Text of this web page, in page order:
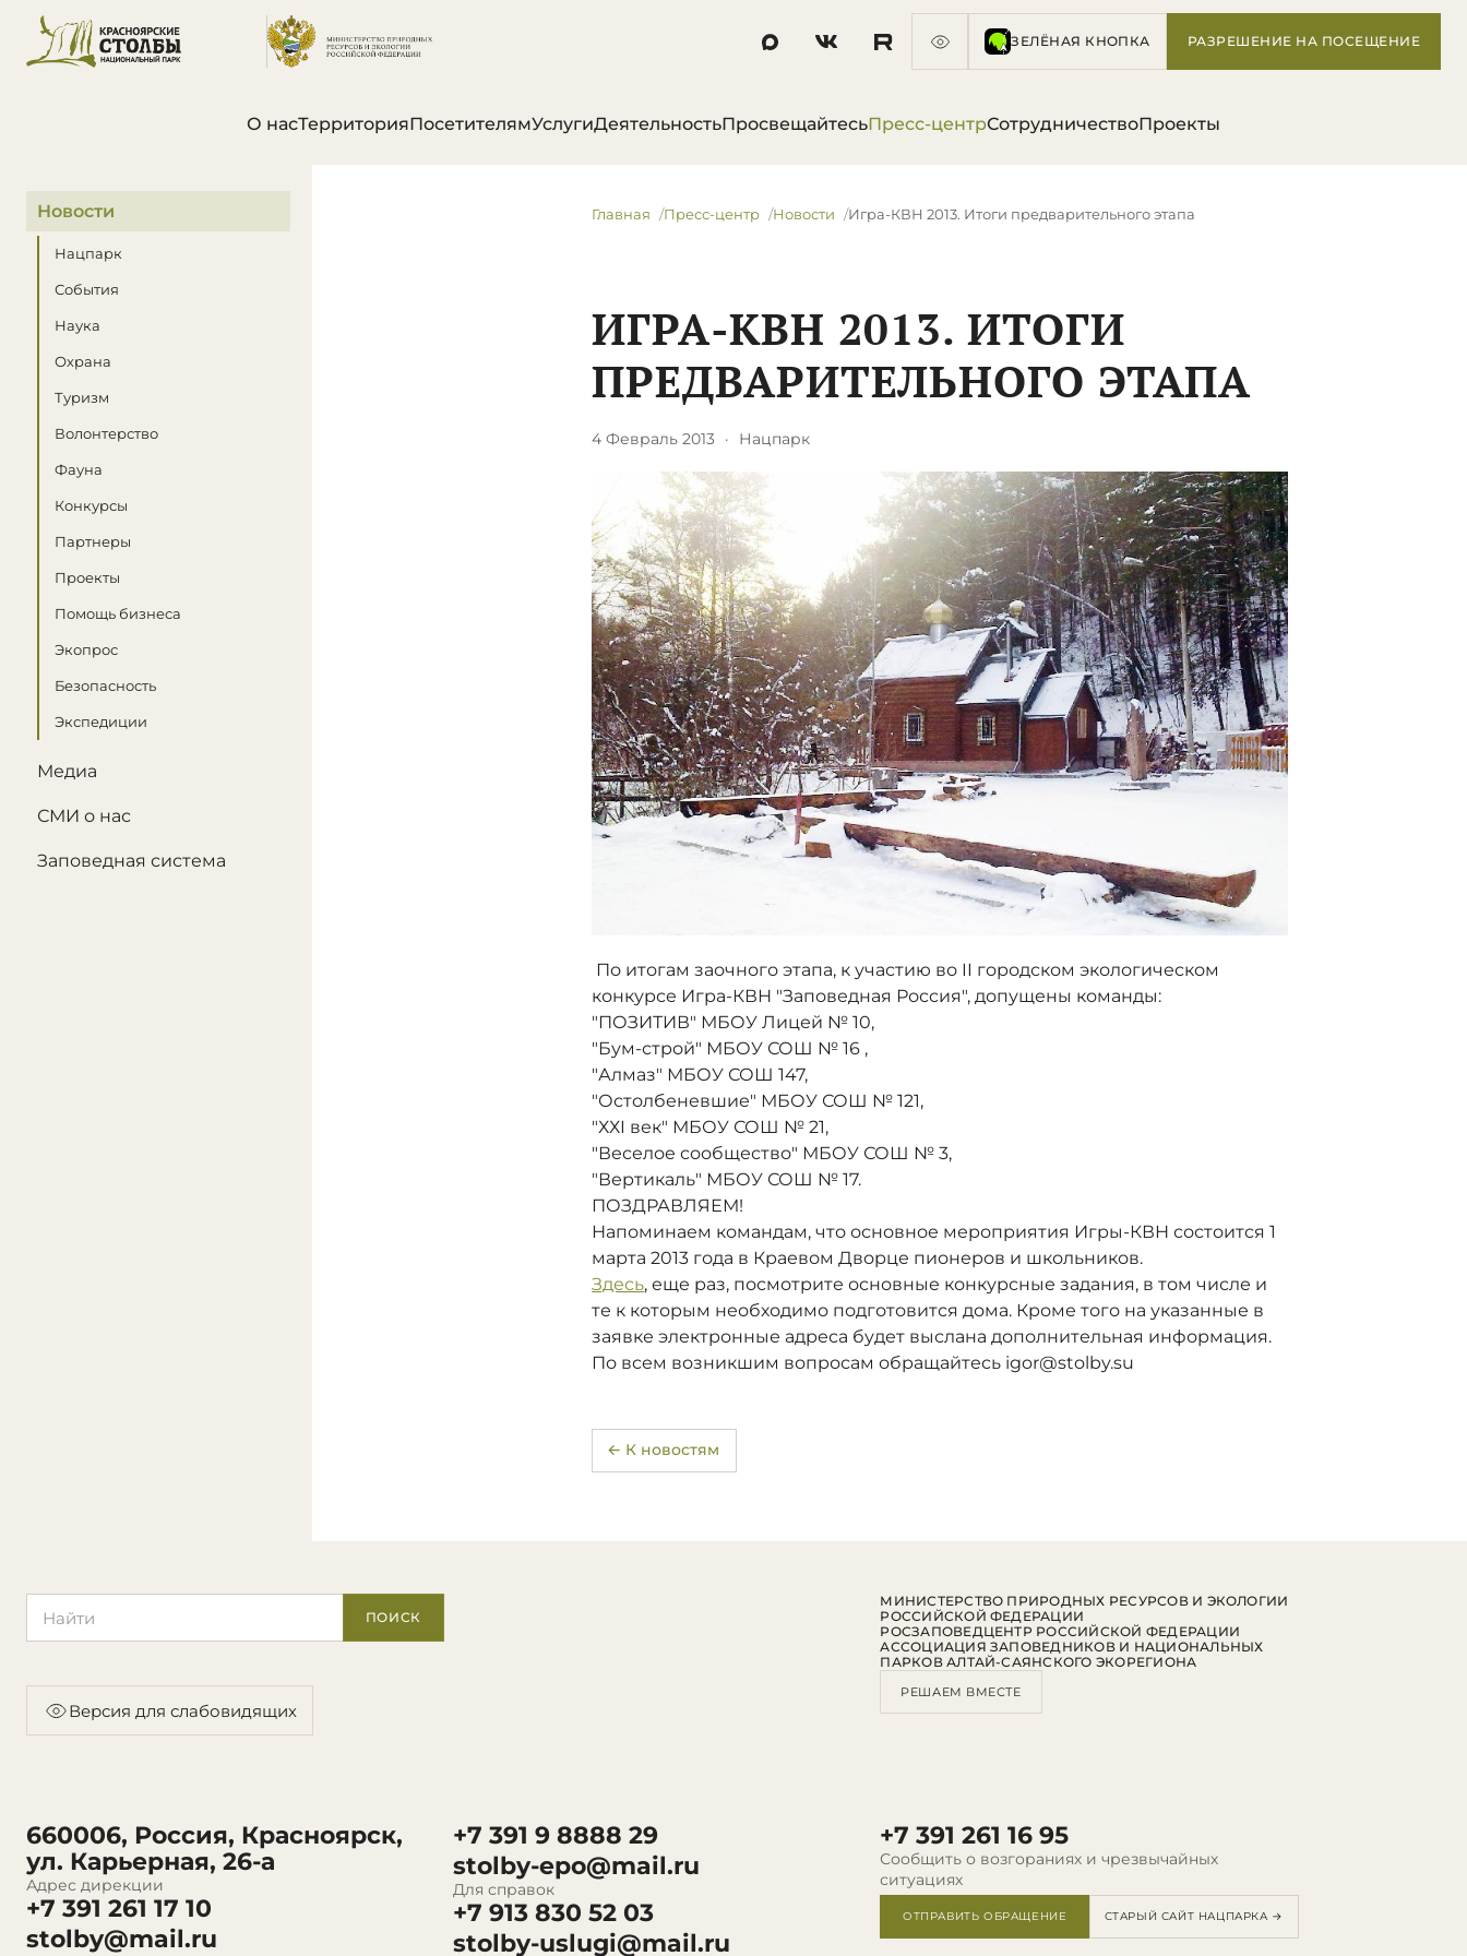
ЗЕЛЁНАЯ КНОПКА РАЗРЕШЕНИЕ НА ПОСЕЩЕНИЕ
О насТерриторияПосетителямУслугиДеятельностьПросвещайтесьПресс-центрСотрудничествоПроекты
В этом разделе
Новости
Нацпарк
События
Наука
Охрана
Туризм
Волонтерство
Фауна
Конкурсы
Партнеры
Проекты
Помощь бизнеса
Экопрос
Безопасность
Экспедиции
Медиа
СМИ о нас
Заповедная система
Главная Пресс-центр Новости Игра-КВН 2013. Итоги предварительного этапа
ИГРА-КВН 2013. ИТОГИ
ПРЕДВАРИТЕЛЬНОГО ЭТАПА
4 Февраль 2013 · Нацпарк
По итогам заочного этапа, к участию во II городском экологическом
конкурсе Игра-КВН "Заповедная Россия", допущены команды:
"ПОЗИТИВ" МБОУ Лицей № 10,
"Бум-строй" МБОУ СОШ № 16 ,
"Алмаз" МБОУ СОШ 147,
"Остолбеневшие" МБОУ СОШ № 121,
"ХХI век" МБОУ СОШ № 21,
"Веселое сообщество" МБОУ СОШ № 3,
"Вертикаль" МБОУ СОШ № 17.
ПОЗДРАВЛЯЕМ!
Напоминаем командам, что основное мероприятия Игры-КВН состоится 1
марта 2013 года в Краевом Дворце пионеров и школьников.
Здесь, еще раз, посмотрите основные конкурсные задания, в том числе и
те к которым необходимо подготовится дома. Кроме того на указанные в
заявке электронные адреса будет выслана дополнительная информация.
По всем возникшим вопросам обращайтесь igor@stolby.su
← К новостям
ПОИСК
Версия для слабовидящих
660006, Россия, Красноярск,
ул. Карьерная, 26-а
Адрес дирекции
+7 391 261 17 10
stolby@mail.ru
+7 391 9 8888 29
stolby-epo@mail.ru
Для справок
+7 913 830 52 03
stolby-uslugi@mail.ru
+7 391 261 16 95
Сообщить о возгораниях и чрезвычайных
ситуациях
ОТПРАВИТЬ ОБРАЩЕНИЕ СТАРЫЙ САЙТ НАЦПАРКА →
МИНИСТЕРСТВО ПРИРОДНЫХ РЕСУРСОВ И ЭКОЛОГИИ
РОССИЙСКОЙ ФЕДЕРАЦИИ
РОСЗАПОВЕДЦЕНТР РОССИЙСКОЙ ФЕДЕРАЦИИ
АССОЦИАЦИЯ ЗАПОВЕДНИКОВ И НАЦИОНАЛЬНЫХ
ПАРКОВ АЛТАЙ-САЯНСКОГО ЭКОРЕГИОНА
РЕШАЕМ ВМЕСТЕ